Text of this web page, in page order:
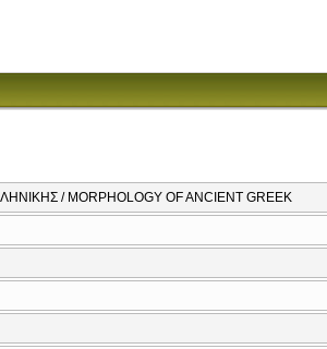
/ MORPHOLOGY OF ANCIENT GREEK